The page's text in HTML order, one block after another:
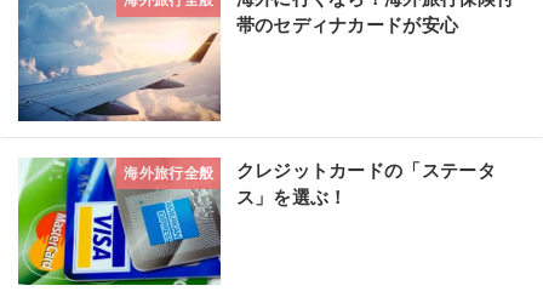
帯のセディナカードが安心
海外旅行全般
クレジットカードの「ステータ
ス」を選ぶ！